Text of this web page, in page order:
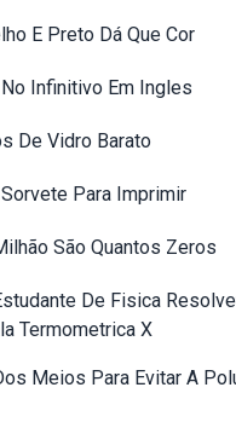
E Preto Dá Que Cor
Infinitivo Em Ingles
De Vidro Barato
Para Imprimir
São Quantos Zeros
De Fisica
Termometrica X
Meios Para Evitar A